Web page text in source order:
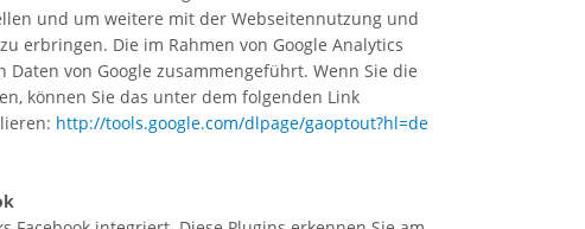
und um weitere mit der Webseitennutzung und
erbringen. Die im Rahmen von Google Analytics
von Google zusammengeführt. Wenn Sie die
können Sie das unter dem folgenden Link
http://tools.google.com/dlpage/gaoptout?hl=de